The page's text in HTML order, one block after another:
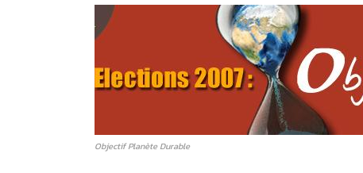
Objectif Planète Durable